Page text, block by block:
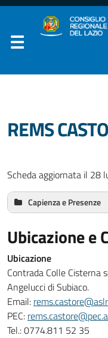
REMS
Scheda aggiornata il 28
Capienza e Presenze
Stranieri:
Ubicazione e
Ubicazione
Contrada Colle Cisterna
Angelucci di Subiaco.
Email:
PEC:
Tel.: 0774.811 52 35